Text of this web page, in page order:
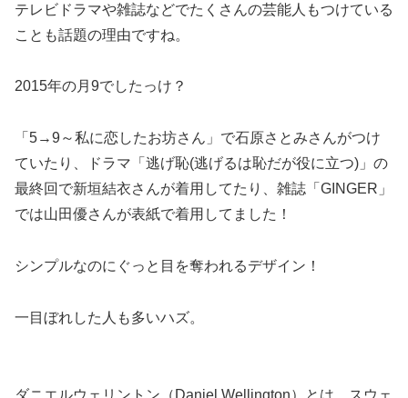
テレビドラマや雑誌などでたくさんの芸能人もつけている
ことも話題の理由ですね。
2015年の月9でしたっけ？
「5→9～私に恋したお坊さん」で石原さとみさんがつけ
ていたり、ドラマ「逃げ恥(逃げるは恥だが役に立つ)」の
最終回で新垣結衣さんが着用してたり、雑誌「GINGER」
では山田優さんが表紙で着用してました！
シンプルなのにぐっと目を奪われるデザイン！
一目ぼれした人も多いハズ。
ダニエルウェリントン（Daniel Wellington）とは、スウェ